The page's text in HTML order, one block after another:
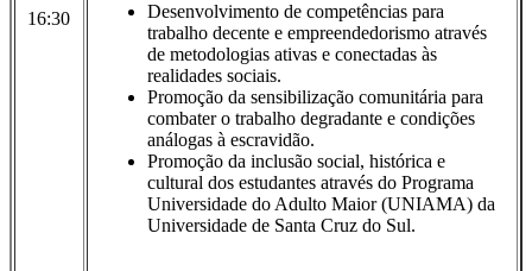
16:30
Desenvolvimento de competências para
trabalho decente e empreendedorismo através
de metodologias ativas e conectadas às
realidades sociais.
Promoção da sensibilização comunitária para
combater o trabalho degradante e condições
análogas à escravidão.
Promoção da inclusão social, histórica e
cultural dos estudantes através do Programa
Universidade do Adulto Maior (UNIAMA) da
Universidade de Santa Cruz do Sul.